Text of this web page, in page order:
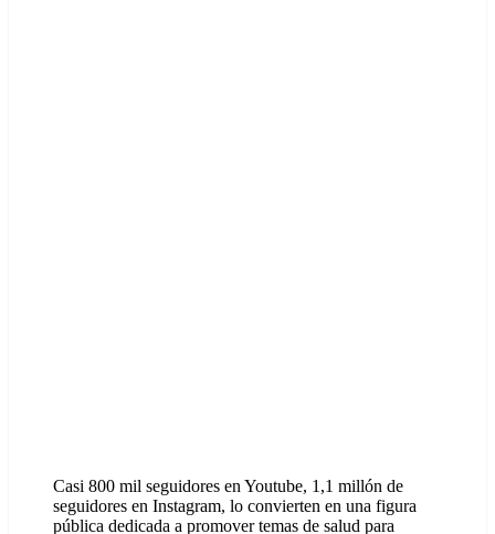
Casi 800 mil seguidores en Youtube, 1,1 millón de
seguidores en Instagram, lo convierten en una figura
pública dedicada a promover temas de salud para